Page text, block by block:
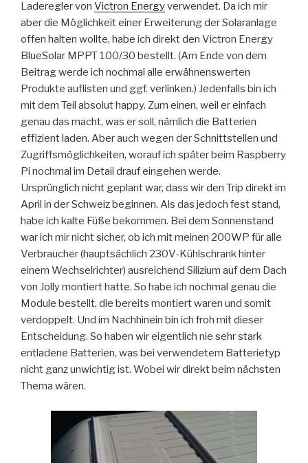
Laderegler von Victron Energyverwendet. Da ich mir
aber die Möglichkeit einer Erweiterung der Solaranlage
offen halten wollte, habe ich direkt den Victron Energy
BlueSolar MPPT 100/30 bestellt. (Am Ende von dem
Beitrag werde ich nochmal alle erwähnenswerten
Produkte auflisten und ggf. verlinken.) Jedenfalls bin ich
mit dem Teil absolut happy. Zum einen, weil er einfach
genau das macht, was er soll, nämlich die Batterien
effizient laden. Aber auch wegen der Schnittstellen und
Zugriffsmöglichkeiten, worauf ich später beim Raspberry
Pi nochmal im Detail drauf eingehen werde.
Ursprünglich nicht geplant war, dass wir den Trip direkt im
April in der Schweiz beginnen. Als das jedoch fest stand,
habe ich kalte Füße bekommen. Bei dem Sonnenstand
war ich mir nicht sicher, ob ich mit meinen 200WP für alle
Verbraucher (hauptsächlich 230V-Kühlschrank hinter
einem Wechselrichter) ausreichend Silizium auf dem Dach
von Jolly montiert hatte. So habe ich nochmal genau die
Module bestellt, die bereits montiert waren und somit
verdoppelt. Und im Nachhinein bin ich froh mit dieser
Entscheidung. So haben wir eigentlich nie sehr stark
entladene Batterien, was bei verwendetem Batterietyp
nicht ganz unwichtig ist. Wobei wir direkt beim nächsten
Thema wären.